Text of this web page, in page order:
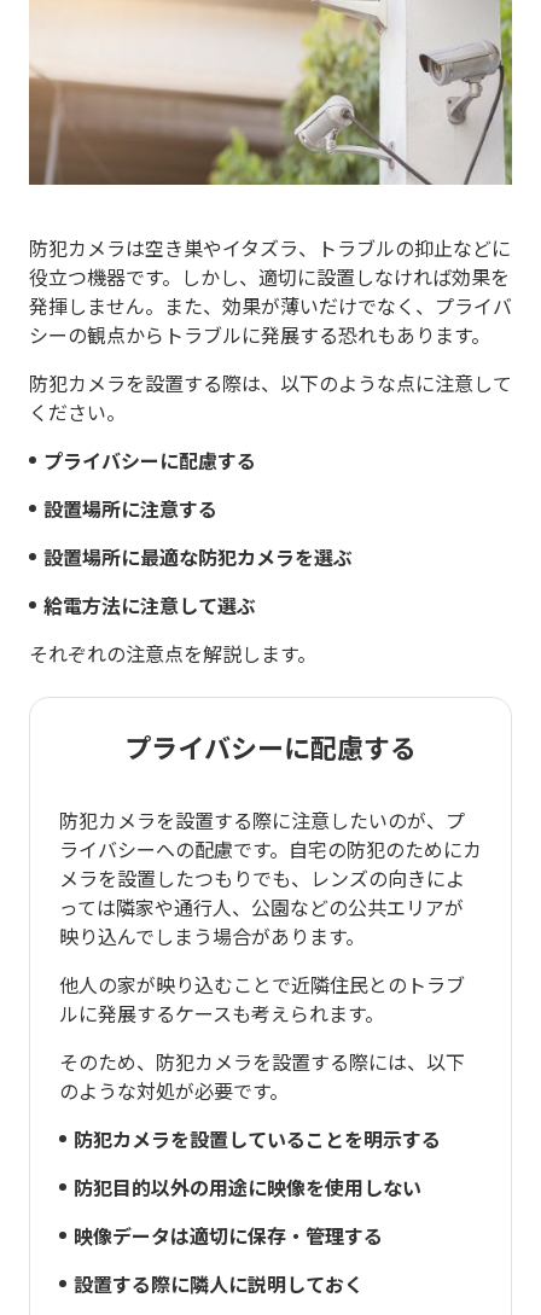
防犯カメラは空き巣やイタズラ、トラブルの抑止などに
役立つ機器です。しかし、適切に設置しなければ効果を
発揮しません。また、効果が薄いだけでなく、プライバ
シーの観点からトラブルに発展する恐れもあります。
防犯カメラを設置する際は、以下のような点に注意して
ください。
プライバシーに配慮する
設置場所に注意する
設置場所に最適な防犯カメラを選ぶ
給電方法に注意して選ぶ
それぞれの注意点を解説します。
プライバシーに配慮する
防犯カメラを設置する際に注意したいのが、プ
ライバシーへの配慮です。自宅の防犯のためにカ
メラを設置したつもりでも、レンズの向きによ
っては隣家や通行人、公園などの公共エリアが
映り込んでしまう場合があります。
他人の家が映り込むことで近隣住民とのトラブ
ルに発展するケースも考えられます。
そのため、防犯カメラを設置する際には、以下
のような対処が必要です。
防犯カメラを設置していることを明示する
防犯目的以外の用途に映像を使用しない
映像データは適切に保存・管理する
設置する際に隣人に説明しておく